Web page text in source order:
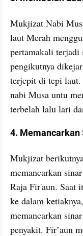
Mukjizat Nabi
laut Merah
pertamakali terjadi
pengikutnya
terjepit di tepi
nabi Musa untu
terbelah lalu lari
4. Memancarkan
Mukjizat
memancarkan
Raja Fir'aun. Saat
ke dalam
memancarkan
penyakit. Fir’aun